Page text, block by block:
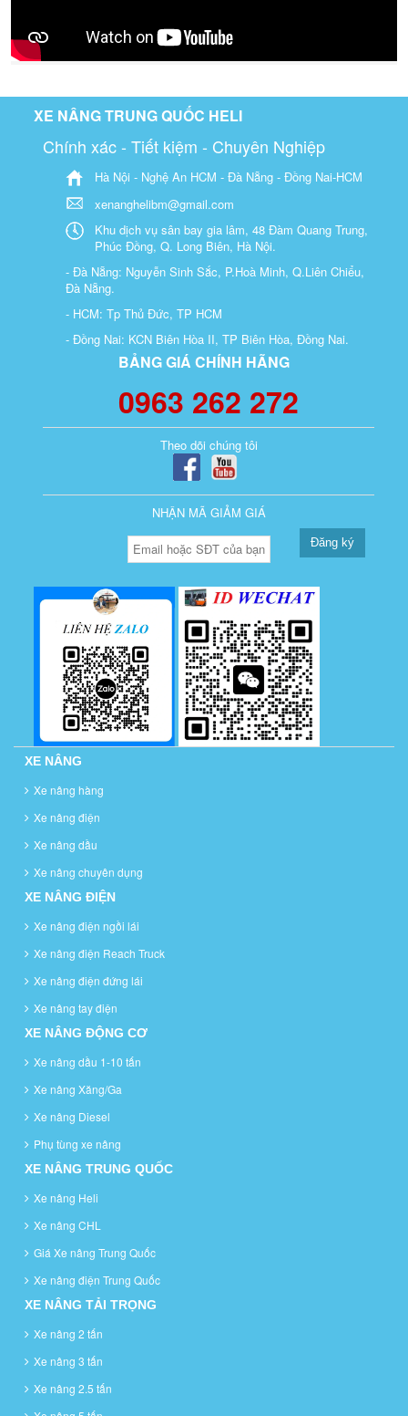
XE NÂNG TRUNG QUỐC HELI
Chính xác - Tiết kiệm - Chuyên Nghiệp
Hà Nội - Nghệ An HCM - Đà Nẵng - Đồng Nai-HCM
xenanghelibm@gmail.com
Khu dịch vụ sân bay gia lâm, 48 Đàm Quang Trung,
Phúc Đồng, Q. Long Biên, Hà Nội.
- Đà Nẵng: Nguyễn Sinh Sắc, P.Hoà Minh, Q.Liên Chiểu,
Đà Nẵng.
- HCM: Tp Thủ Đức, TP HCM
- Đồng Nai: KCN Biên Hòa II, TP Biên Hòa, Đồng Nai.
BẢNG GIÁ CHÍNH HÃNG
0963 262 272
Theo dõi chúng tôi
NHẬN MÃ GIẢM GIÁ
Đăng ký
XE NÂNG
Xe nâng hàng
Xe nâng điện
Xe nâng dầu
Xe nâng chuyên dụng
XE NÂNG ĐIỆN
Xe nâng điện ngồi lái
Xe nâng điện Reach Truck
Xe nâng điện đứng lái
Xe nâng tay điện
XE NÂNG ĐỘNG CƠ
Xe nâng dầu 1-10 tấn
Xe nâng Xăng/Ga
Xe nâng Diesel
Phụ tùng xe nâng
XE NÂNG TRUNG QUỐC
Xe nâng Heli
Xe nâng CHL
Giá Xe nâng Trung Quốc
Xe nâng điện Trung Quốc
XE NÂNG TẢI TRỌNG
Xe nâng 2 tấn
Xe nâng 3 tấn
Xe nâng 2.5 tấn